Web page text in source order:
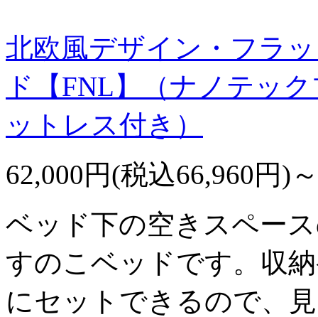
北欧風デザイン・フラ
ド【FNL】（ナノテッ
ットレス付き）
62,000円(税込66,960円)～
ベッド下の空きスペー
すのこベッドです。収
にセットできるので、